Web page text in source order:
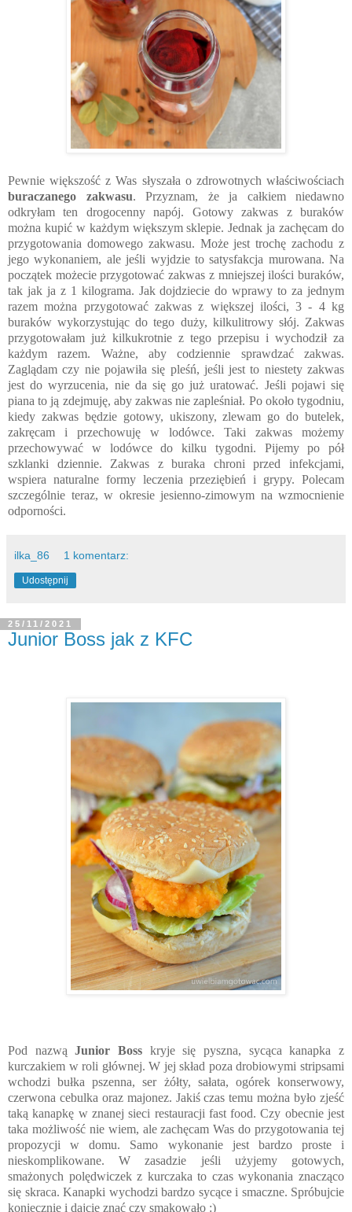
Pewnie większość z Was słyszała o zdrowotnych właściwościach
buraczanego zakwasu. Przyznam, że ja całkiem niedawno
odkryłam ten drogocenny napój. Gotowy zakwas z buraków
można kupić w każdym większym sklepie. Jednak ja zachęcam do
przygotowania domowego zakwasu. Może jest trochę zachodu z
jego wykonaniem, ale jeśli wyjdzie to satysfakcja murowana. Na
początek możecie przygotować zakwas z mniejszej ilości buraków,
tak jak ja z 1 kilograma. Jak dojdziecie do wprawy to za jednym
razem można przygotować zakwas z większej ilości, 3 - 4 kg
buraków wykorzystując do tego duży, kilkulitrowy słój. Zakwas
przygotowałam już kilkukrotnie z tego przepisu i wychodził za
każdym razem. Ważne, aby codziennie sprawdzać zakwas.
Zaglądam czy nie pojawiła się pleśń, jeśli jest to niestety zakwas
jest do wyrzucenia, nie da się go już uratować. Jeśli pojawi się
piana to ją zdejmuję, aby zakwas nie zapleśniał. Po około tygodniu,
kiedy zakwas będzie gotowy, ukiszony, zlewam go do butelek,
zakręcam i przechowuję w lodówce. Taki zakwas możemy
przechowywać w lodówce do kilku tygodni. Pijemy po pół
szklanki dziennie. Zakwas z buraka chroni przed infekcjami,
wspiera naturalne formy leczenia przeziębień i grypy. Polecam
szczególnie teraz, w okresie jesienno-zimowym na wzmocnienie
odporności.
ilka_86 1 komentarz:
Udostępnij
25/11/2021
Junior Boss jak z KFC
Pod nazwąJunior Boss kryje się pyszna, sycąca kanapka z
kurczakiem w roli głównej. W jej skład poza drobiowymi stripsami
wchodzi bułka pszenna, ser żółty, sałata, ogórek konserwowy,
czerwona cebulka oraz majonez. Jakiś czas temu można było zjeść
taką kanapkę w znanej sieci restauracji fast food. Czy obecnie jest
taka możliwość nie wiem, ale zachęcam Was do przygotowania tej
propozycji w domu. Samo wykonanie jest bardzo proste i
nieskomplikowane. W zasadzie jeśli użyjemy gotowych,
smażonych polędwiczek z kurczaka to czas wykonania znacząco
się skraca. Kanapki wychodzi bardzo sycące i smaczne. Spróbujcie
koniecznie i dajcie znać czy smakowało :)